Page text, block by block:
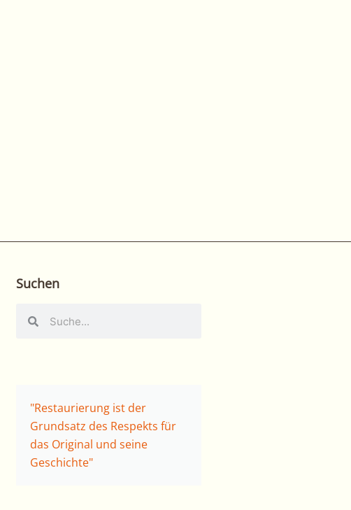
Suchen
"Restaurierung ist der
Grundsatz des Respekts für
das Original und seine
Geschichte"